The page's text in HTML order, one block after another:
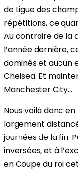
de Ligue des
répétitions, ce
Au contraire de la
l’année dernière,
dominés et aucun
Chelsea. Et
Manchester City…
Nous voilà donc
largement
journées de la fin.
inversées, et à
en Coupe du roi